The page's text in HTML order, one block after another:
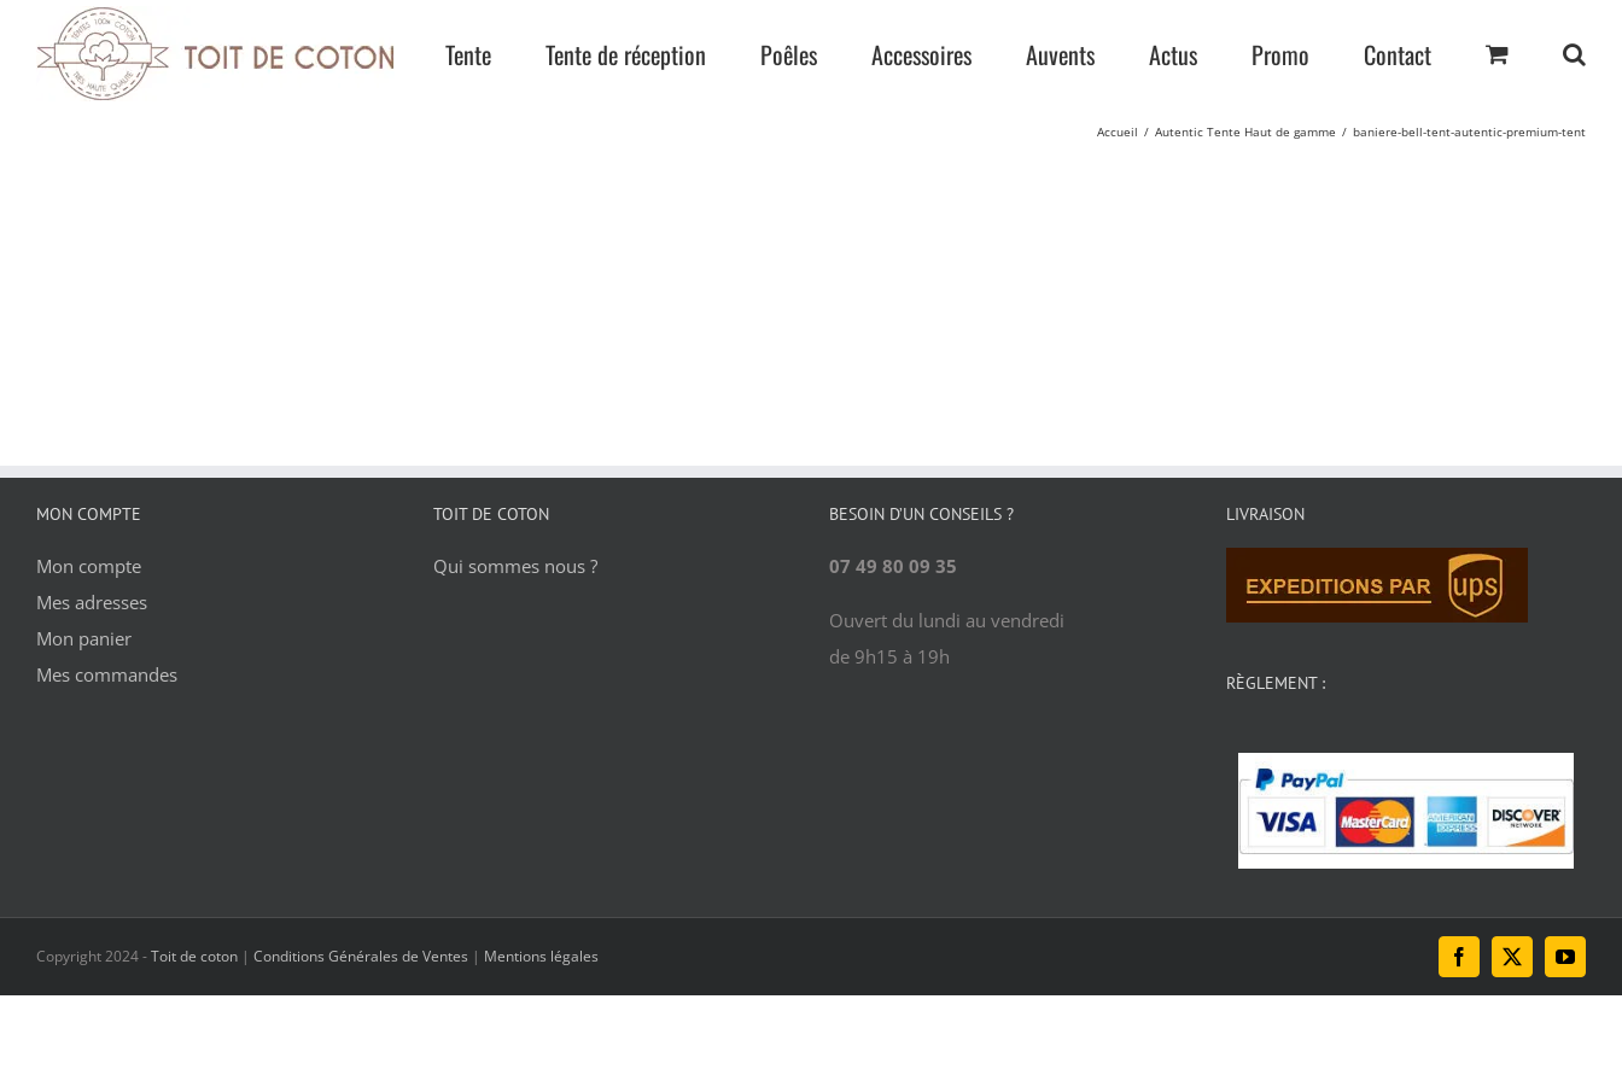
contenu
Tente Tente de réception Poêles Accessoires Auvents Actus Promo Contact
Accueil Autentic Tente Haut de gamme baniere-bell-tent-autentic-premium-tent
MON COMPTE
Mon compte
Mes adresses
Mon panier
Mes commandes
TOIT DE COTON
Qui sommes nous ?
BESOIN D’UN CONSEILS ?
07 49 80 09 35
Ouvert du lundi au vendredi
de 9h15 à 19h
LIVRAISON
RÈGLEMENT :
Copyright 2024 -Toit de coton | Conditions Générales de Ventes | Mentions légales Facebook
X